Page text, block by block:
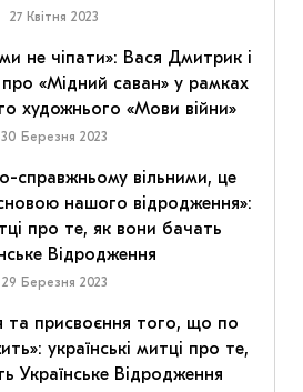
27 Квітня 2023
не чіпати»: Вася Дмитрик і
«Мідний саван» у рамках
художнього «Мови війни»
30 Березня 2023
справжньому вільними, це
нашого відродження»:
про те, як вони бачать
Відродження
29 Березня 2023
та присвоєння того, що по
українські митці про те,
Українське Відродження